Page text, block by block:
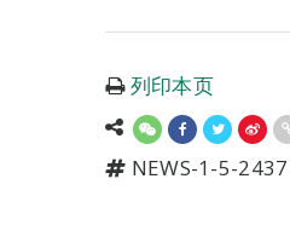
列印本页
NEWS-1-5-